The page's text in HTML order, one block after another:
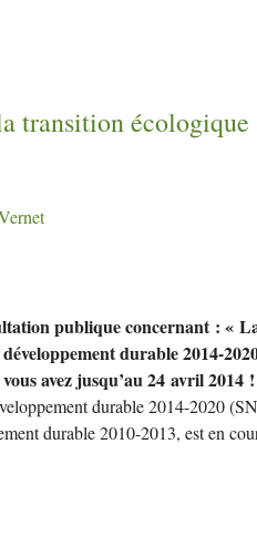
transition écologique
publique concernant : «
durable 2014-
avez jusqu’au 24 avril 2014 !
durable 2014-2020
durable 2010-2013, est en